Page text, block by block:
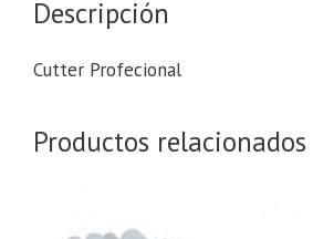
Descripción
Cutter Profecional
Productos relacionados